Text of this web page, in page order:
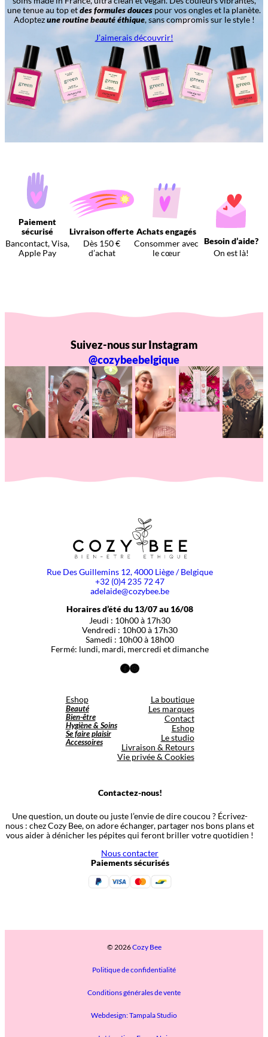
une tenue au top etdes formules douces pour vos ongles et la planète.
Adoptezune routine beauté éthique, sans compromis sur le style !
J’aimerais découvrir!
Paiement
sécurisé
Bancontact, Visa,
Apple Pay
Livraison offerte
Dès 150 €
d’achat
Achats engagés
Consommer avec
le cœur
Besoin d’aide?
On est là!
Suivez-nous sur Instagram
@cozybeebelgique
Rue Des Guillemins 12, 4000 Liège / Belgique
+32 (0)4 235 72 47
adelaide@cozybee.be
Horaires d’été du 13/07 au 16/08
Jeudi : 10h00 à 17h30
Vendredi : 10h00 à 17h30
Samedi : 10h00 à 18h00
Fermé: lundi, mardi, mercredi et dimanche
Facebook
Instagram
Eshop
Beauté
Bien-être
Hygiène & Soins
Se faire plaisir
Accessoires
La boutique
Les marques
Contact
Eshop
Le studio
Livraison & Retours
Vie privée & Cookies
Contactez-nous!
Une question, un doute ou juste l’envie de dire coucou ? Écrivez-
nous : chez Cozy Bee, on adore échanger, partager nos bons plans et
vous aider à dénicher les pépites qui feront briller votre quotidien !
Nous contacter
Paiements sécurisés
© 2026Cozy Bee
Politique de confidentialité
Conditions générales de vente
Webdesign: Tampala Studio